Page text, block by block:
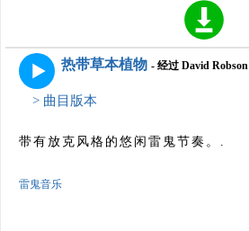
热带草本植物 - 经过 David Robson
> 曲目版本
带有放克风格的悠闲雷鬼节奏。.
雷鬼音乐